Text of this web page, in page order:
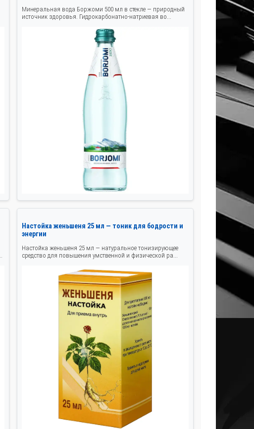
Минеральная вода Боржоми 500 мл в стекле — природный
источник здоровья. Гидрокарбонатно-натриевая во...
Настойка женьшеня 25 мл — тоник для бодрости и
энергии
Настойка женьшеня 25 мл — натуральное тонизирующее
средство для повышения умственной и физической ра...